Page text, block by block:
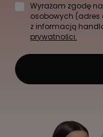
Wyrażam zgodę
osobowych (adres
z informacją
prywatności.